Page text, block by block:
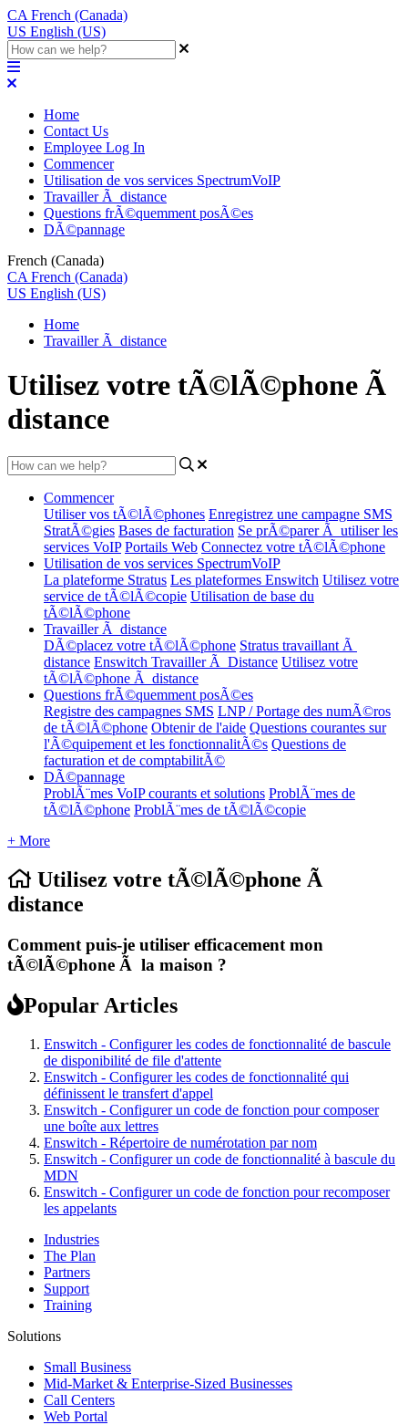
CA French (Canada)
US English (US)
Home
Contact Us
Employee Log In
Commencer
Utilisation de vos services SpectrumVoIP
Travailler Ã distance
Questions frÃ©quemment posÃ©es
DÃ©pannage
French (Canada)
CA French (Canada)
US English (US)
Home
Travailler Ã distance
Utilisez votre tÃ©lÃ©phone Ã
distance
Commencer
Utiliser vos tÃ©lÃ©phones Enregistrez une campagne SMS
StratÃ©gies Bases de facturation Se prÃ©parer Ã utiliser les
services VoIP Portails Web Connectez votre tÃ©lÃ©phone
Utilisation de vos services SpectrumVoIP
La plateforme Stratus Les plateformes Enswitch Utilisez votre
service de tÃ©lÃ©copie Utilisation de base du
tÃ©lÃ©phone
Travailler Ã distance
DÃ©placez votre tÃ©lÃ©phone Stratus travaillant Ã
distance Enswitch Travailler Ã Distance Utilisez votre
tÃ©lÃ©phone Ã distance
Questions frÃ©quemment posÃ©es
Registre des campagnes SMS LNP / Portage des numÃ©ros
de tÃ©lÃ©phone Obtenir de l'aide Questions courantes sur
l'Ã©quipement et les fonctionnalitÃ©s Questions de
facturation et de comptabilitÃ©
DÃ©pannage
ProblÃ¨mes VoIP courants et solutions ProblÃ¨mes de
tÃ©lÃ©phone ProblÃ¨mes de tÃ©lÃ©copie
+ More
Utilisez votre tÃ©lÃ©phone Ã
distance
Comment puis-je utiliser efficacement mon
tÃ©lÃ©phone Ã la maison ?
Popular Articles
Enswitch - Configurer les codes de fonctionnalité de bascule
de disponibilité de file d'attente
Enswitch - Configurer les codes de fonctionnalité qui
définissent le transfert d'appel
Enswitch - Configurer un code de fonction pour composer
une boîte aux lettres
Enswitch - Répertoire de numérotation par nom
Enswitch - Configurer un code de fonctionnalité à bascule du
MDN
Enswitch - Configurer un code de fonction pour recomposer
les appelants
Industries
The Plan
Partners
Support
Training
Solutions
Small Business
Mid-Market & Enterprise-Sized Businesses
Call Centers
Web Portal